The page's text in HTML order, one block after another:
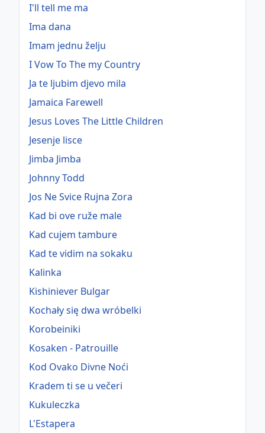
I'll tell me ma
Ima dana
Imam jednu želju
I Vow To The my Country
Ja te ljubim djevo mila
Jamaica Farewell
Jesus Loves The Little Children
Jesenje lisce
Jimba Jimba
Johnny Todd
Jos Ne Svice Rujna Zora
Kad bi ove ruže male
Kad cujem tambure
Kad te vidim na sokaku
Kalinka
Kishiniever Bulgar
Kochały się dwa wróbelki
Korobeiniki
Kosaken - Patrouille
Kod Ovako Divne Noći
Kradem ti se u večeri
Kukuleczka
L'Estapera